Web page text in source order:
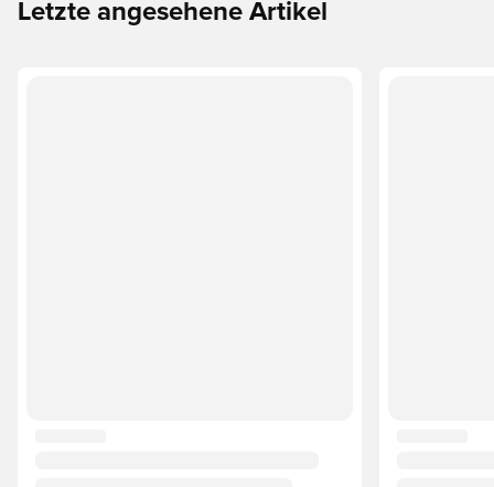
Letzte angesehene Artikel